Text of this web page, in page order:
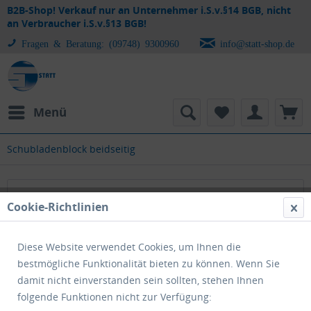
B2B-Shop! Verkauf nur an Unternehmer i.S.v.§14 BGB, nicht
an Verbraucher i.S.v.§13 BGB!
Fragen & Beratung: (09748) 9300960 info@statt-shop.de
Menü
Schubladenblock beidseitig
Schubladenblock beidseitig
Cookie-Richtlinien
Diese Website verwendet Cookies, um Ihnen die
bestmögliche Funktionalität bieten zu können. Wenn Sie
damit nicht einverstanden sein sollten, stehen Ihnen
folgende Funktionen nicht zur Verfügung: